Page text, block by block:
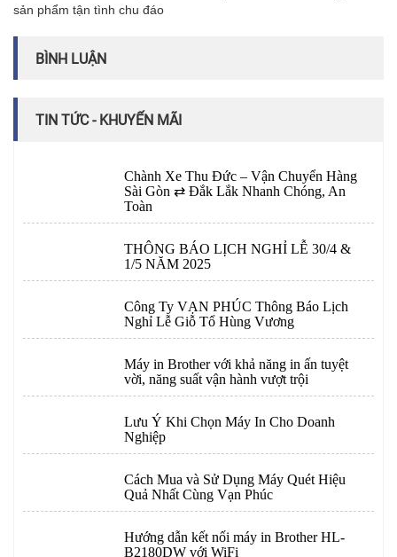
sản phẩm tận tình chu đáo
BÌNH LUẬN
TIN TỨC - KHUYẾN MÃI
Chành Xe Thu Đức – Vận Chuyển Hàng
Sài Gòn ⇄ Đắk Lắk Nhanh Chóng, An
Toàn
THÔNG BÁO LỊCH NGHỈ LỄ 30/4 &
1/5 NĂM 2025
Công Ty VẠN PHÚC Thông Báo Lịch
Nghỉ Lễ Giỗ Tổ Hùng Vương
Máy in Brother với khả năng in ấn tuyệt
vời, năng suất vận hành vượt trội
Lưu Ý Khi Chọn Máy In Cho Doanh
Nghiệp
Cách Mua và Sử Dụng Máy Quét Hiệu
Quả Nhất Cùng Vạn Phúc
Hướng dẫn kết nối máy in Brother HL-
B2180DW với WiFi